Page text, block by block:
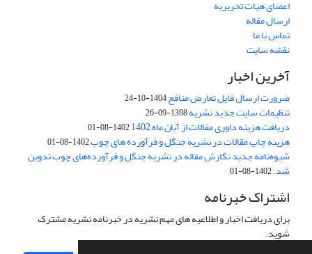
اعضای هیات تحریریه
ارسال مقاله
تماس با ما
نقشه سایت
آخرین اخبار
ضرورت ارسال فایل تعارض منافع1404-10-24
تنظیمات سایت جدید نشریه1398-09-26
دریافت هزینه داوری مقالات از آبان ماه 1402 1402-08-01
هزینه چاپ مقالات در نشریه جنگل و فرآورده های چوب1402-08-01
شیوه‌نامه جدید نگارش مقاله در نشریه جنگل و فرآورده‌های چوب تدوین
شد.1402-08-01
اشتراک خبرنامه
برای دریافت اخبار و اطلاعیه های مهم نشریه در خبرنامه نشریه مشترک
شوید.